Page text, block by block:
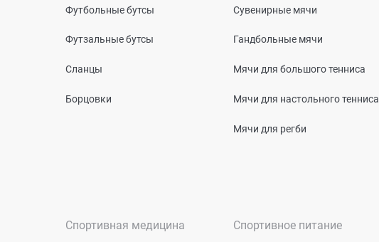
Футбольные бутсы
Футзальные бутсы
Сланцы
Борцовки
Сувенирные мячи
Гандбольные мячи
Мячи для большого тенниса
Мячи для настольного тенниса
Мячи для регби
Спортивная медицина Спортивное питание